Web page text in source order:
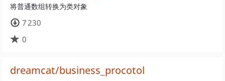
将普通数组转换为类对象
7 230
0
dreamcat/business_procotol